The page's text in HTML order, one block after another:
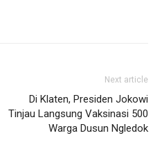
Next article
Di Klaten, Presiden Jokowi
Tinjau Langsung Vaksinasi 500
Warga Dusun Ngledok